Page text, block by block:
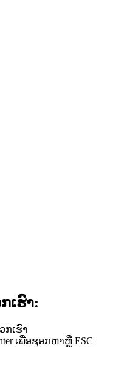
ເຮົາ:
ກເຮົາ
ເພື່ອຊອກຫາຫຼື ESC